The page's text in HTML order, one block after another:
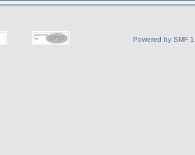
Powered by SMF